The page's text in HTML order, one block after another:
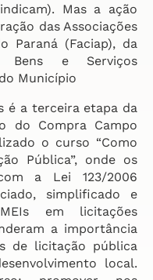
Mas a ação
das Associações
Paraná (Faciap), da
Bens e Serviços
Município
é a terceira etapa da
do Compra Campo
o curso “Como
Pública”, onde os
a Lei 123/2006
simplificado e
em licitações
a importância
de licitação pública
local.